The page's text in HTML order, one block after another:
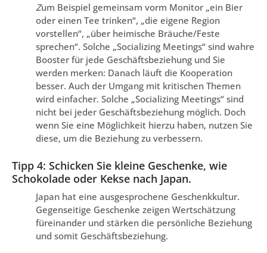
Zum Beispiel gemeinsam vorm Monitor „ein Bier
oder einen Tee trinken“, „die eigene Region
vorstellen“, „über heimische Bräuche/Feste
sprechen“. Solche „Socializing Meetings“ sind wahre
Booster für jede Geschäftsbeziehung und Sie
werden merken: Danach läuft die Kooperation
besser. Auch der Umgang mit kritischen Themen
wird einfacher. Solche „Socializing Meetings“ sind
nicht bei jeder Geschäftsbeziehung möglich. Doch
wenn Sie eine Möglichkeit hierzu haben, nutzen Sie
diese, um die Beziehung zu verbessern.
Tipp 4: Schicken Sie kleine Geschenke, wie
Schokolade oder Kekse nach Japan.
Japan hat eine ausgesprochene Geschenkkultur.
Gegenseitige Geschenke zeigen Wertschätzung
füreinander und stärken die persönliche Beziehung
und somit Geschäftsbeziehung.